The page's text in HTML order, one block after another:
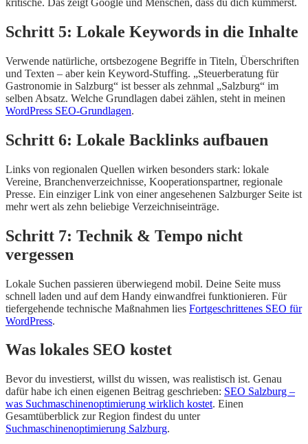
kritische. Das zeigt Google und Menschen, dass du dich kümmerst.
Schritt 5: Lokale Keywords in die Inhalte
Verwende natürliche, ortsbezogene Begriffe in Titeln, Überschriften
und Texten – aber kein Keyword-Stuffing. „Steuerberatung für
Gastronomie in Salzburg“ ist besser als zehnmal „Salzburg“ im
selben Absatz. Welche Grundlagen dabei zählen, steht in meinen
WordPress SEO-Grundlagen.
Schritt 6: Lokale Backlinks aufbauen
Links von regionalen Quellen wirken besonders stark: lokale
Vereine, Branchenverzeichnisse, Kooperationspartner, regionale
Presse. Ein einziger Link von einer angesehenen Salzburger Seite ist
mehr wert als zehn beliebige Verzeichniseinträge.
Schritt 7: Technik & Tempo nicht
vergessen
Lokale Suchen passieren überwiegend mobil. Deine Seite muss
schnell laden und auf dem Handy einwandfrei funktionieren. Für
tiefergehende technische Maßnahmen lies Fortgeschrittenes SEO für
WordPress.
Was lokales SEO kostet
Bevor du investierst, willst du wissen, was realistisch ist. Genau
dafür habe ich einen eigenen Beitrag geschrieben: SEO Salzburg –
was Suchmaschinenoptimierung wirklich kostet. Einen
Gesamtüberblick zur Region findest du unter
Suchmaschinenoptimierung Salzburg.